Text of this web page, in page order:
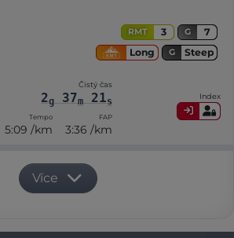
RMT 3 G
7
Long
G Steep
Čistý čas
2g37m21s
Tempo
5:09 /km
FAP
3:36 /km
Index
Více